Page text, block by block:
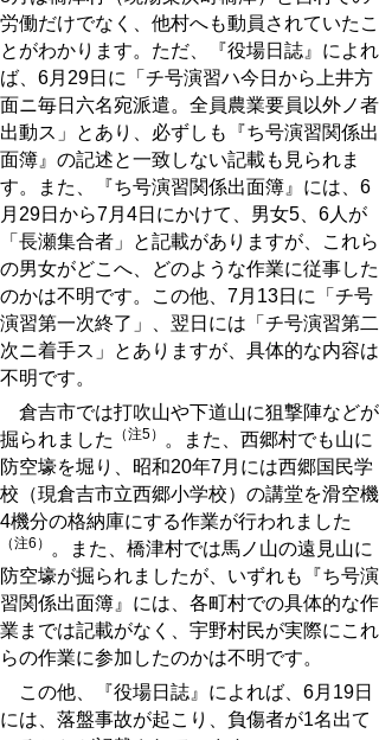
労働だけでなく、他村へも動員されていたこ
とがわかります。ただ、『役場日誌』によれ
ば、6月29日に「チ号演習ハ今日から上井方
面ニ毎日六名宛派遣。全員農業要員以外ノ者
出動ス」とあり、必ずしも『ち号演習関係出
面簿』の記述と一致しない記載も見られま
す。また、『ち号演習関係出面簿』には、6
月29日から7月4日にかけて、男女5、6人が
「長瀬集合者」と記載がありますが、これら
の男女がどこへ、どのような作業に従事した
のかは不明です。この他、7月13日に「チ号
演習第一次終了」、翌日には「チ号演習第二
次ニ着手ス」とありますが、具体的な内容は
不明です。
倉吉市では打吹山や下道山に狙撃陣などが
掘られました
（注5）
。また、西郷村でも山に
防空壕を堀り、昭和20年7月には西郷国民学
校（現倉吉市立西郷小学校）の講堂を滑空機
4機分の格納庫にする作業が行われました
（注6）
。また、橋津村では馬ノ山の遠見山に
防空壕が掘られましたが、いずれも『ち号演
習関係出面簿』には、各町村での具体的な作
業までは記載がなく、宇野村民が実際にこれ
らの作業に参加したのかは不明です。
この他、『役場日誌』によれば、6月19日
には、落盤事故が起こり、負傷者が1名出て